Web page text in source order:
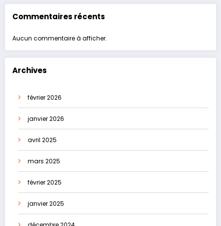
Commentaires récents
Aucun commentaire à afficher.
Archives
février 2026
janvier 2026
avril 2025
mars 2025
février 2025
janvier 2025